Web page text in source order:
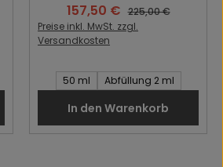
Verkaufspreis:
157,50 € Regulärer Preis:
225,00 €
Preise inkl. MwSt. zzgl.
Versandkosten
Inhalt des Artikel:
50 ml Abfüllung 2 ml
In den Warenkorb